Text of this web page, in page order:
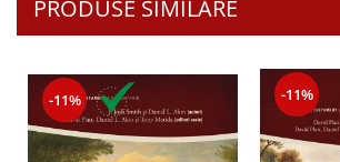
PRODUSE SIMILARE
-11% -11%